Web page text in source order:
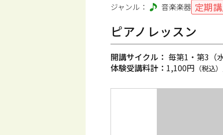
ジャンル： 音楽楽器 定期
ピアノレッスン
開講サイクル： 毎第1・第3（
体験受講料計： 1,100円 （税込